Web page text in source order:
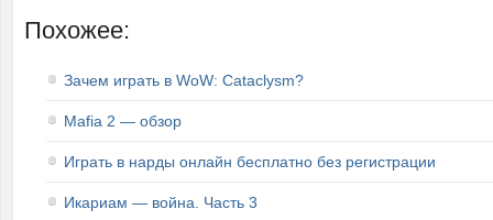
Похожее:
Зачем играть в WoW: Cataclysm?
Mafia 2 — обзор
Играть в нарды онлайн бесплатно без регистрации
Икариам — война. Часть 3